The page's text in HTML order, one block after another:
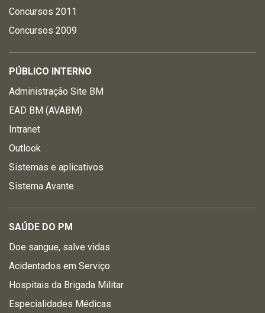
Concursos 2011
Concursos 2009
PÚBLICO INTERNO
Administração Site BM
EAD BM (AVABM)
Intranet
Outlook
Sistemas e aplicativos
Sistema Avante
SAÚDE DO PM
Doe sangue, salve vidas
Acidentados em Serviço
Hospitais da Brigada Militar
Especialidades Médicas